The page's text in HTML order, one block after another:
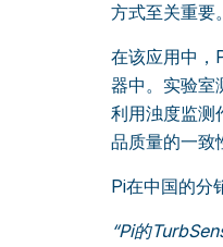
方式至关重要。
在该应用中，
器中。实验室
利用浊度监测
品质量的一致
Pi在中国的分
“Pi的